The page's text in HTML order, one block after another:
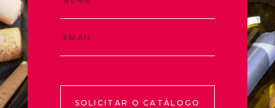
SOLICITAR O CATÁLOGO